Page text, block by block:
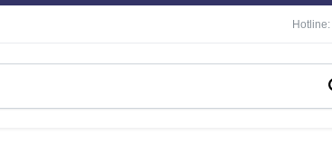
Hotline: